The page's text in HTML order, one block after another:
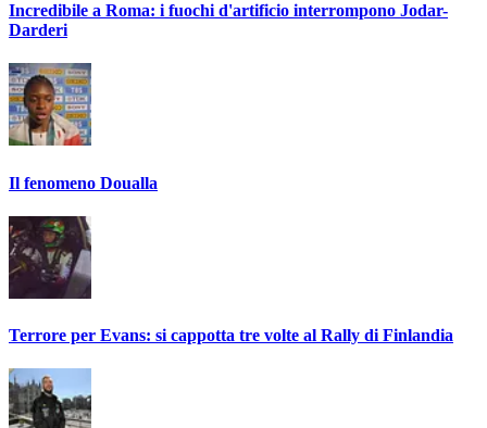
Incredibile a Roma: i fuochi d'artificio interrompono Jodar-
Darderi
Il fenomeno Doualla
Terrore per Evans: si cappotta tre volte al Rally di Finlandia